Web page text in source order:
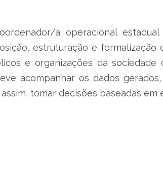
a operacional
estruturação e formalização
e organizações da sociedade
acompanhar os dados
tomar decisões baseadas em